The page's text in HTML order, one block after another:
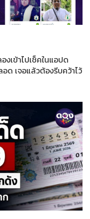
งเข้าไปเช็คในแอปด
ด เจอแล้วต้องรีบคว้าไว้